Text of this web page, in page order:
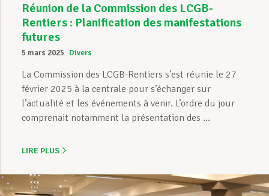
Réunion de la Commission des LCGB-
Rentiers : Planification des manifestations
futures
5 mars 2025 Divers
La Commission des LCGB-Rentiers s’est réunie le 27
février 2025 à la centrale pour s’échanger sur
l’actualité et les événements à venir. L’ordre du jour
comprenait notamment la présentation des ...
LIRE PLUS